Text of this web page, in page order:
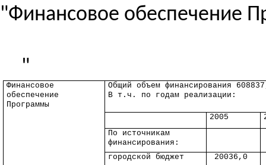
"Финансовое обеспечение
"
Финансовое
обеспечение
Программы
Общий объем финансирования
В т.ч . по годам реализации:
2005
По источникам
финансирования:
городской бюджет
20036,0